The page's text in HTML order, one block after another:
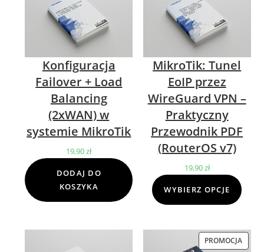
Konfiguracja
Failover + Load
Balancing
(2xWAN) w
systemie MikroTik
19,90zł
DODAJ DO
KOSZYKA
MikroTik: Tunel
EoIP przez
WireGuard VPN –
Praktyczny
Przewodnik PDF
(RouterOS v7)
19,90zł
WYBIERZ OPCJE
PROMOCJA